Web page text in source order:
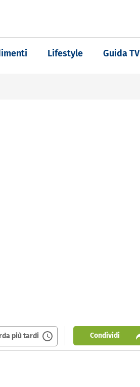
Lifestyle Guida TV
più tardi Condividi